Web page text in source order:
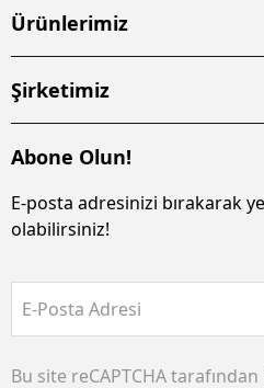
Ürünlerimiz
Şirketimiz
Abone Olun!
E-posta adresinizi bırakarak
olabilirsiniz!
E-Posta Adresi
Bu site reCAPTCHA